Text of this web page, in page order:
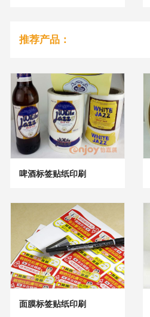
推荐产品：
啤酒标签贴纸印刷
面膜标签贴纸印刷